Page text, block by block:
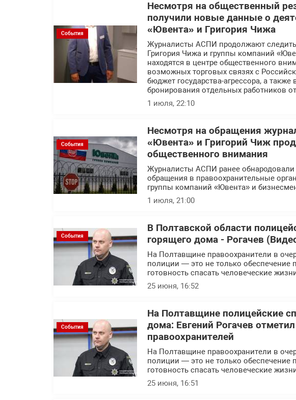
События
Несмотря на общественный
получили новые данные о
«Ювента» и Григория Чижа
Журналисты АСПИ продолжают
Григория Чижа и группы компаний
находятся в центре общественного
возможных торговых связях с
бюджет государства-агрессора, а
бронирования отдельных работников
1 июля, 22:10
События
Несмотря на обращения
«Ювента» и Григорий Чиж
общественного внимания
Журналисты АСПИ ранее
обращения в правоохранительные
группы компаний «Ювента» и
1 июля, 21:00
События
В Полтавской области
горящего дома - Рогачев
На Полтавщине правоохранители в
полиции — это не только обеспечение
готовность спасать человеческие
25 июня, 16:52
События
На Полтавщине полицейские
дома: Евгений Рогачев
правоохранителей
На Полтавщине правоохранители в
полиции — это не только обеспечение
готовность спасать человеческие
25 июня, 16:51